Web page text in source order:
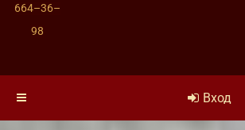
664–36–
98
Вход